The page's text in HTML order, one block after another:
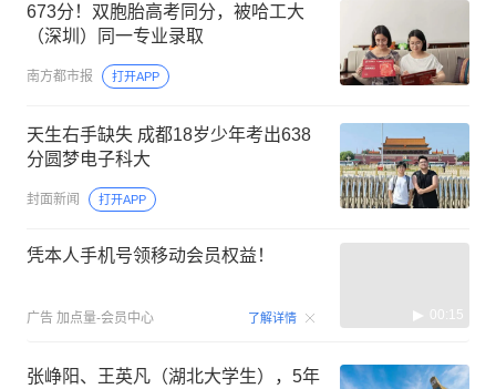
673分！双胞胎高考同分，被哈工大
（深圳）同一专业录取
南方都市报 打开APP
天生右手缺失 成都18岁少年考出638
分圆梦电子科大
封面新闻 打开APP
凭本人手机号领移动会员权益！
广告 加点量-会员中心 了解详情 00:15
张峥阳、王英凡（湖北大学生），5年